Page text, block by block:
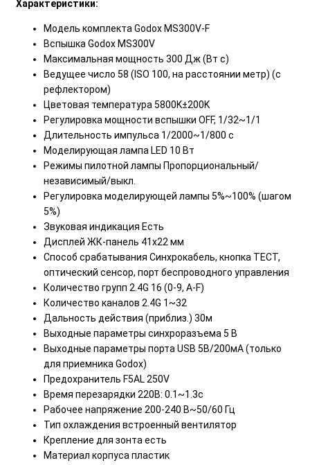
Характеристики:
Модель комплекта Godox MS300V-F
Вспышка Godox MS300V
Максимальная мощность 300 Дж (Вт с)
Ведущее число 58 (ISO 100, на расстоянии метр) (с
рефлектором)
Цветовая температура 5800K±200K
Регулировка мощности вспышки OFF, 1/32~1/1
Длительность импульса 1/2000~1/800 с
Моделирующая лампа LED 10 Вт
Режимы пилотной лампы Пропорциональный/
независимый/выкл.
Регулировка моделирующей лампы 5%~100% (шагом
5%)
Звуковая индикация Есть
Дисплей ЖК-панель 41х22 мм
Способ срабатывания Синхрокабель, кнопка ТЕСТ,
оптический сенсор, порт беспроводного управления
Количество групп 2.4G 16 (0-9, A-F)
Количество каналов 2.4G 1~32
Дальность действия (приблиз.) 30м
Выходные параметры синхроразъема 5 В
Выходные параметры порта USB 5В/200мА (только
для приемника Godox)
Предохранитель F5AL 250V
Время перезарядки 220В: 0.1~1.3с
Рабочее напряжение 200-240 В~50/60 Гц
Тип охлаждения встроенный вентилятор
Крепление для зонта есть
Материал корпуса пластик